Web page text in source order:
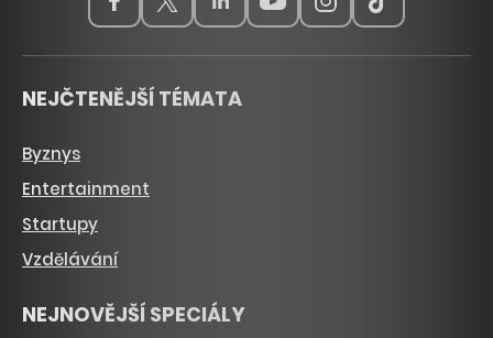
NEJČTENĚJŠÍ TÉMATA
Byznys
Entertainment
Startupy
Vzdělávání
NEJNOVĚJŠÍ SPECIÁLY